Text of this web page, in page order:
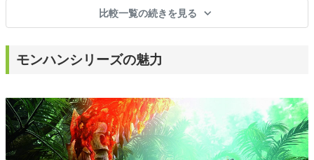
比較一覧の続きを見る
モンハンシリーズの魅力